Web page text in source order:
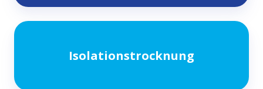
Isolationstrocknung